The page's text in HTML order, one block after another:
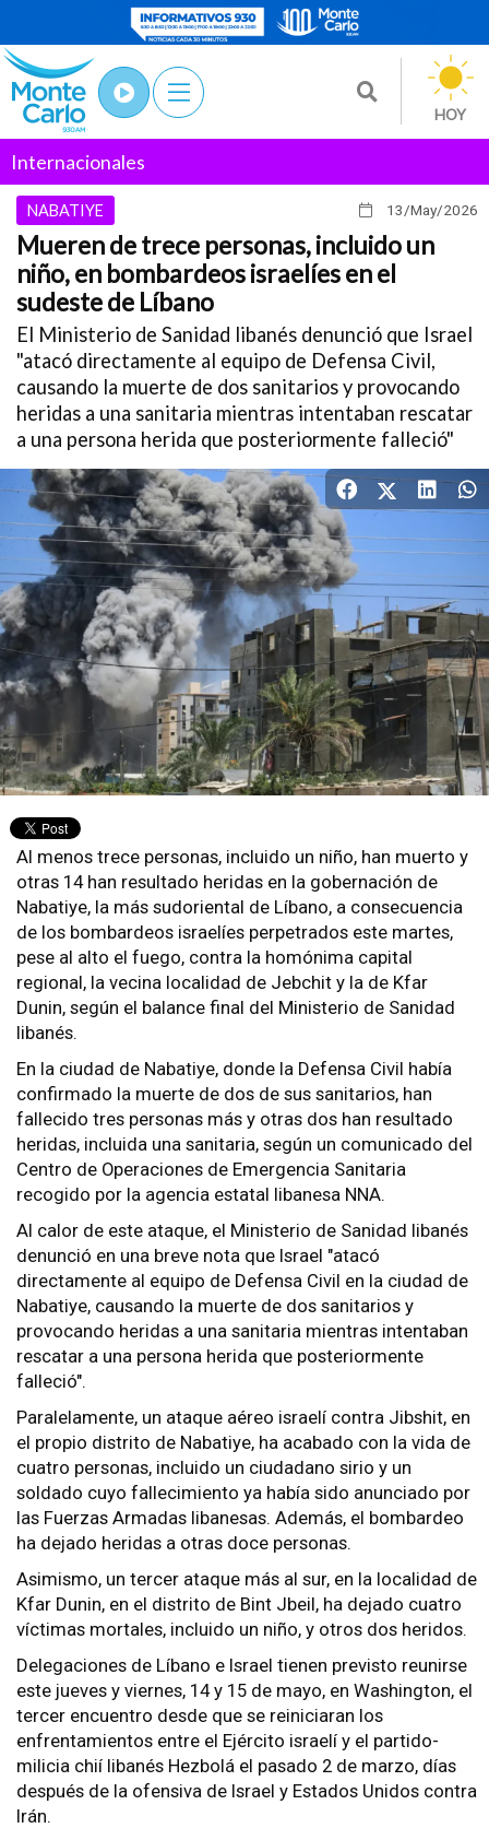
HOY
Internacionales
13/May/2026
NABATIYE
Mueren de trece personas, incluido un
niño, en bombardeos israelíes en el
sudeste de Líbano
El Ministerio de Sanidad libanés denunció que Israel
"atacó directamente al equipo de Defensa Civil,
causando la muerte de dos sanitarios y provocando
heridas a una sanitaria mientras intentaban rescatar
a una persona herida que posteriormente falleció"
Al menos trece personas, incluido un niño, han muerto y
otras 14 han resultado heridas en la gobernación de
Nabatiye, la más sudoriental de Líbano, a consecuencia
de los bombardeos israelíes perpetrados este martes,
pese al alto el fuego, contra la homónima capital
regional, la vecina localidad de Jebchit y la de Kfar
Dunin, según el balance final del Ministerio de Sanidad
libanés.
En la ciudad de Nabatiye, donde la Defensa Civil había
confirmado la muerte de dos de sus sanitarios, han
fallecido tres personas más y otras dos han resultado
heridas, incluida una sanitaria, según un comunicado del
Centro de Operaciones de Emergencia Sanitaria
recogido por la agencia estatal libanesa NNA.
Al calor de este ataque, el Ministerio de Sanidad libanés
denunció en una breve nota que Israel "atacó
directamente al equipo de Defensa Civil en la ciudad de
Nabatiye, causando la muerte de dos sanitarios y
provocando heridas a una sanitaria mientras intentaban
rescatar a una persona herida que posteriormente
falleció".
Paralelamente, un ataque aéreo israelí contra Jibshit, en
el propio distrito de Nabatiye, ha acabado con la vida de
cuatro personas, incluido un ciudadano sirio y un
soldado cuyo fallecimiento ya había sido anunciado por
las Fuerzas Armadas libanesas. Además, el bombardeo
ha dejado heridas a otras doce personas.
Asimismo, un tercer ataque más al sur, en la localidad de
Kfar Dunin, en el distrito de Bint Jbeil, ha dejado cuatro
víctimas mortales, incluido un niño, y otros dos heridos.
Delegaciones de Líbano e Israel tienen previsto reunirse
este jueves y viernes, 14 y 15 de mayo, en Washington, el
tercer encuentro desde que se reiniciaran los
enfrentamientos entre el Ejército israelí y el partido-
milicia chií libanés Hezbolá el pasado 2 de marzo, días
después de la ofensiva de Israel y Estados Unidos contra
Irán.